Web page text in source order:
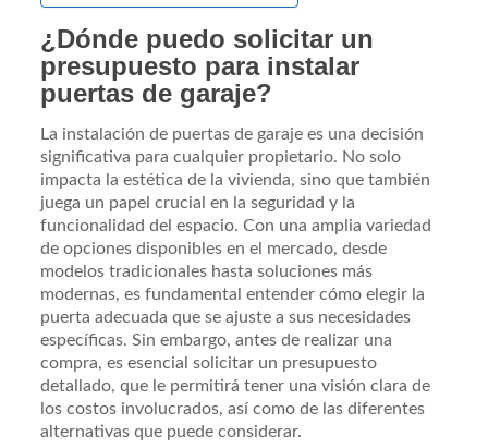
¿Dónde puedo solicitar un
presupuesto para instalar
puertas de garaje?
La instalación de puertas de garaje es una decisión
significativa para cualquier propietario. No solo
impacta la estética de la vivienda, sino que también
juega un papel crucial en la seguridad y la
funcionalidad del espacio. Con una amplia variedad
de opciones disponibles en el mercado, desde
modelos tradicionales hasta soluciones más
modernas, es fundamental entender cómo elegir la
puerta adecuada que se ajuste a sus necesidades
específicas. Sin embargo, antes de realizar una
compra, es esencial solicitar un presupuesto
detallado, que le permitirá tener una visión clara de
los costos involucrados, así como de las diferentes
alternativas que puede considerar.